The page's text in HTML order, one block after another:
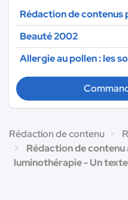
Rédaction de contenus
Beauté 2002
Allergie au pollen : les
Rédaction de contenu
Rédaction de contenu
luminothérapie - Un texte